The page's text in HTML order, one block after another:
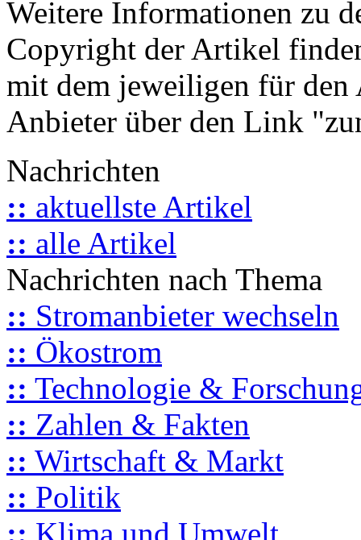
Weitere Informationen zu
Copyright der Artikel
mit dem jeweiligen für
Anbieter über den Link
Nachrichten
:: aktuellste Artikel
:: alle Artikel
Nachrichten nach Thema
:: Stromanbieter wechseln
:: Ökostrom
:: Technologie &
:: Zahlen & Fakten
:: Wirtschaft & Markt
:: Politik
:: Klima und Umwelt